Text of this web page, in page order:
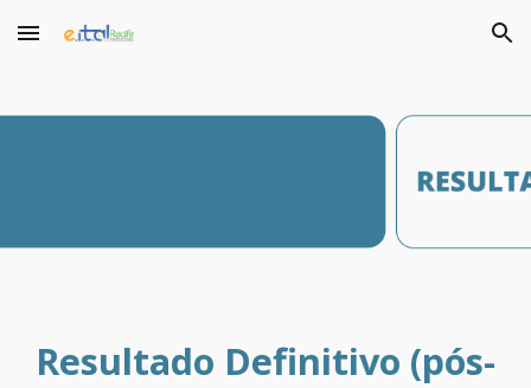
Skip to main content Skip to navigation
Resultado Definitivo (pós-